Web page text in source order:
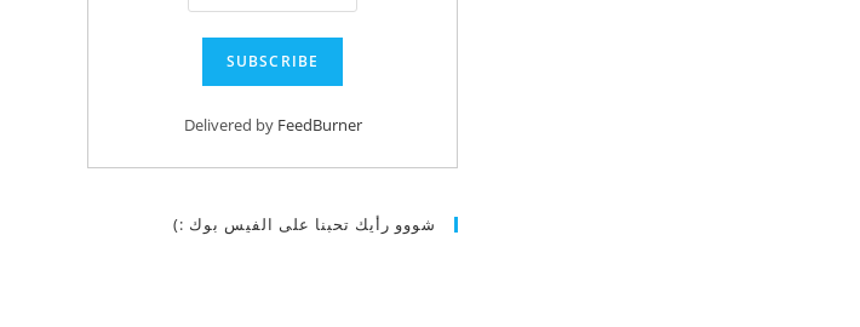
Delivered by FeedBurner
شووو رأيك تحبنا على الفيس بوك :)